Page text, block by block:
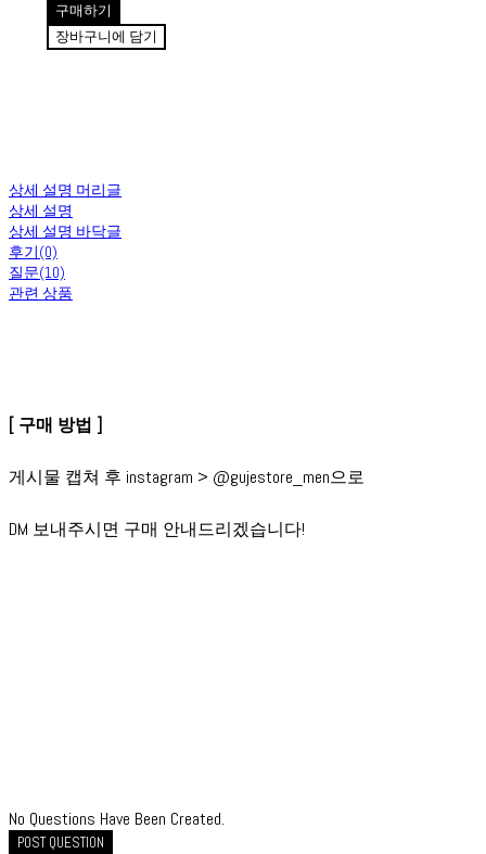
구매하기
장바구니에 담기
상세 설명 머리글
상세 설명
상세 설명 바닥글
후기(0)
질문(10)
관련 상품
[ 구매 방법 ]
게시물 캡쳐 후 instagram > @gujestore_men으로
DM 보내주시면 구매 안내드리겠습니다!
No Questions Have Been Created.
POST QUESTION